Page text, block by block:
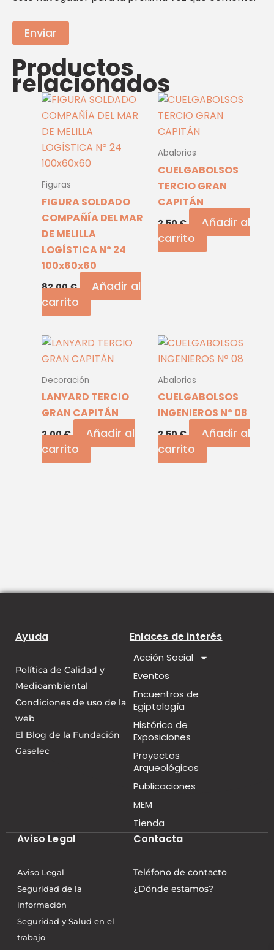
Productos
relacionados
Figuras
FIGURA SOLDADO
COMPAÑÍA DEL MAR
DE MELILLA
LOGÍSTICA Nº 24
100x60x60
82,00€
Añadir al
carrito
Abalorios
CUELGABOLSOS
TERCIO GRAN
CAPITÁN
2,50€
Añadir al
carrito
Decoración
LANYARD TERCIO
GRAN CAPITÁN
2,00€
Añadir al
carrito
Abalorios
CUELGABOLSOS
INGENIEROS Nº 08
2,50€
Añadir al
carrito
Ayuda
Política de Calidad y
Medioambiental
Condiciones de uso de la
web
El Blog de la Fundación
Gaselec
Enlaces de interés
Acción Social
Eventos
Encuentros de
Egiptología
Histórico de
Exposiciones
Proyectos
Arqueológicos
Publicaciones
MEM
Tienda
Aviso Legal
Aviso Legal
Seguridad de la
información
Seguridad y Salud en el
trabajo
Contacta
Teléfono de contacto
¿Dónde estamos?